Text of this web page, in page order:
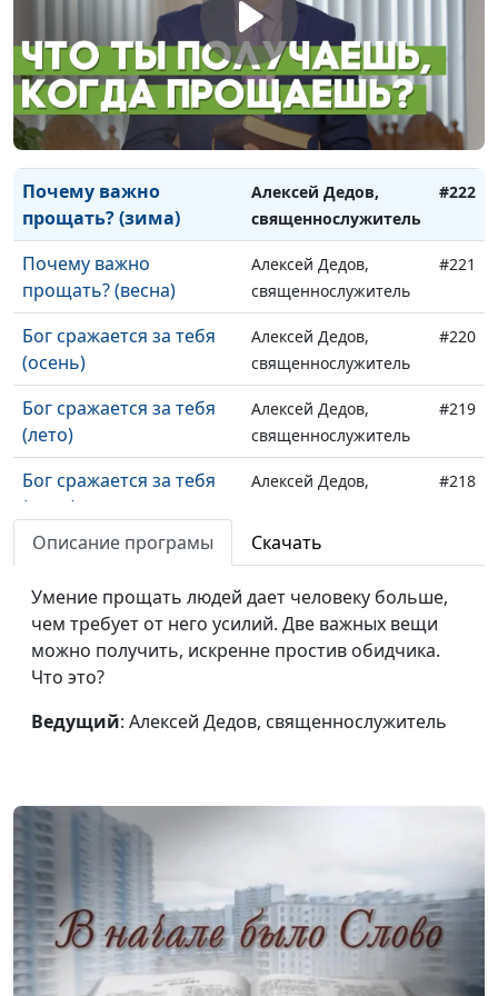
Почему важно
прощать? (осень)
Алексей Дедов,
священнослужитель
#224
Почему важно
прощать? (лето)
Алексей Дедов,
священнослужитель
#223
Почему важно
прощать? (зима)
Алексей Дедов,
священнослужитель
#222
Почему важно
прощать? (весна)
Алексей Дедов,
священнослужитель
#221
Бог сражается за тебя
(осень)
Алексей Дедов,
священнослужитель
#220
Бог сражается за тебя
(лето)
Алексей Дедов,
священнослужитель
#219
Бог сражается за тебя
(зима)
Алексей Дедов,
#218
Бог сражается за тебя
Алексей Дедов,
Как выбрать путь и не
отступить от Бога?
(осень)
Алексей Дедов,
священнослужитель
Как выбрать путь и не
Алексей Дедов,
#215
Как выбрать путь и не
отступить от Бога?
(зима)
Как выбрать путь и не
отступить от Бога?
(весна)
Алексей Дедов,
священнослужитель
#213
Описание програмы Скачать
Умение прощать людей дает человеку больше,
чем требует от него усилий. Две важных вещи
можно получить, искренне простив обидчика.
Что это?
Ведущий: Алексей Дедов, священнослужитель